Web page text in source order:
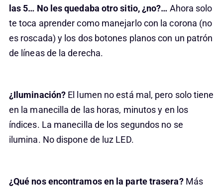
las 5… No les quedaba otro sitio, ¿no?… Ahora solo
te toca aprender como manejarlo con la corona (no
es roscada) y los dos botones planos con un patrón
de líneas de la derecha.
¿Iluminación? El lumen no está mal, pero solo tiene
en la manecilla de las horas, minutos y en los
índices. La manecilla de los segundos no se
ilumina. No dispone de luz LED.
¿Qué nos encontramos en la parte trasera?Más